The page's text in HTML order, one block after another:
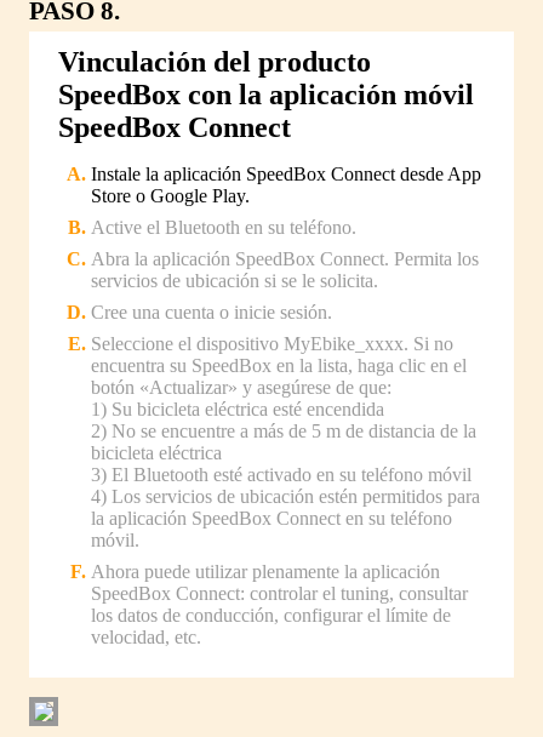
PASO 8.
Vinculación del producto
SpeedBox con la aplicación móvil
SpeedBox Connect
Instale la aplicación SpeedBox Connect desde App
Store o Google Play.
Active el Bluetooth en su teléfono.
Abra la aplicación SpeedBox Connect. Permita los
servicios de ubicación si se le solicita.
Cree una cuenta o inicie sesión.
Seleccione el dispositivo MyEbike_xxxx. Si no
encuentra su SpeedBox en la lista, haga clic en el
botón «Actualizar» y asegúrese de que:
1) Su bicicleta eléctrica esté encendida
2) No se encuentre a más de 5 m de distancia de la
bicicleta eléctrica
3) El Bluetooth esté activado en su teléfono móvil
4) Los servicios de ubicación estén permitidos para
la aplicación SpeedBox Connect en su teléfono
móvil.
Ahora puede utilizar plenamente la aplicación
SpeedBox Connect: controlar el tuning, consultar
los datos de conducción, configurar el límite de
velocidad, etc.